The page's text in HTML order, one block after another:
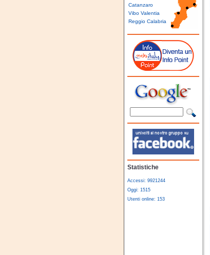
Catanzaro
Vibo Valentia
Reggio Calabria
Statistiche
Accessi: 9921244
Oggi: 1515
Utenti online: 153